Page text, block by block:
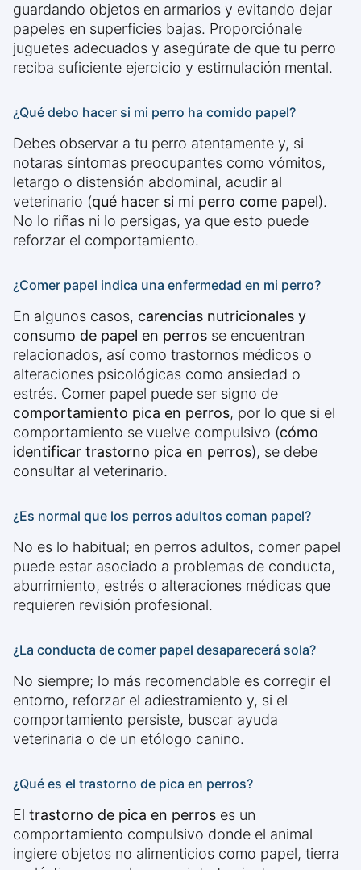
guardando objetos en armarios y evitando dejar
papeles en superficies bajas. Proporciónale
juguetes adecuados y asegúrate de que tu perro
reciba suficiente ejercicio y estimulación mental.
¿Qué debo hacer si mi perro ha comido papel?
Debes observar a tu perro atentamente y, si
notaras síntomas preocupantes como vómitos,
letargo o distensión abdominal, acudir al
veterinario (qué hacer si mi perro come papel).
No lo riñas ni lo persigas, ya que esto puede
reforzar el comportamiento.
¿Comer papel indica una enfermedad en mi perro?
En algunos casos, carencias nutricionales y
consumo de papel en perros se encuentran
relacionados, así como trastornos médicos o
alteraciones psicológicas como ansiedad o
estrés. Comer papel puede ser signo de
comportamiento pica en perros, por lo que si el
comportamiento se vuelve compulsivo (cómo
identificar trastorno pica en perros), se debe
consultar al veterinario.
¿Es normal que los perros adultos coman papel?
No es lo habitual; en perros adultos, comer papel
puede estar asociado a problemas de conducta,
aburrimiento, estrés o alteraciones médicas que
requieren revisión profesional.
¿La conducta de comer papel desaparecerá sola?
No siempre; lo más recomendable es corregir el
entorno, reforzar el adiestramiento y, si el
comportamiento persiste, buscar ayuda
veterinaria o de un etólogo canino.
¿Qué es el trastorno de pica en perros?
El trastorno de pica en perros es un
comportamiento compulsivo donde el animal
ingiere objetos no alimenticios como papel, tierra